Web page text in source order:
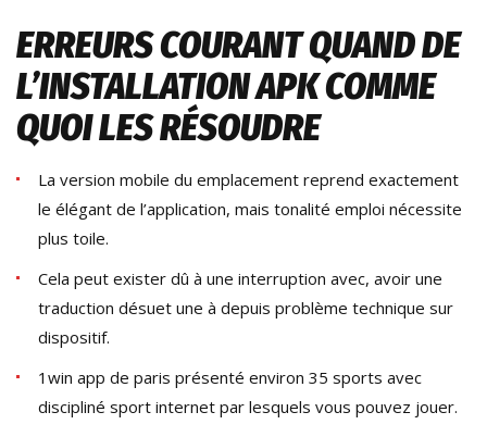
ERREURS COURANT QUAND DE
L’INSTALLATION APK COMME
QUOI LES RÉSOUDRE
La version mobile du emplacement reprend exactement
le élégant de l’application, mais tonalité emploi nécessite
plus toile.
Cela peut exister dû à une interruption avec, avoir une
traduction désuet une à depuis problème technique sur
dispositif.
1win app de paris présenté environ 35 sports avec
discipliné sport internet par lesquels vous pouvez jouer.